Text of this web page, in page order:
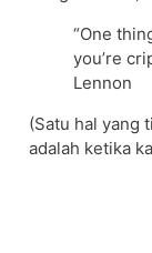
“One
you’re
Lennon
(Satu hal yang
adalah ketika